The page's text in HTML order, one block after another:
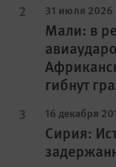
31 июля 2026
Мали: в
гибнут
16 декабря
Сирия: